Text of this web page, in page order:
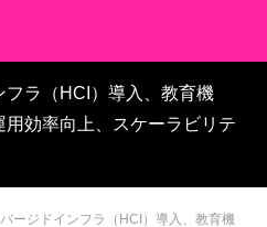
ラ（HCI）導入、教育機
効率向上、スケーラビリテ
ージドインフラ（HCI）導入、教育機